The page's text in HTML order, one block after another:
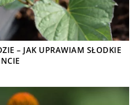
– JAK UPRAWIAM SŁODKIE